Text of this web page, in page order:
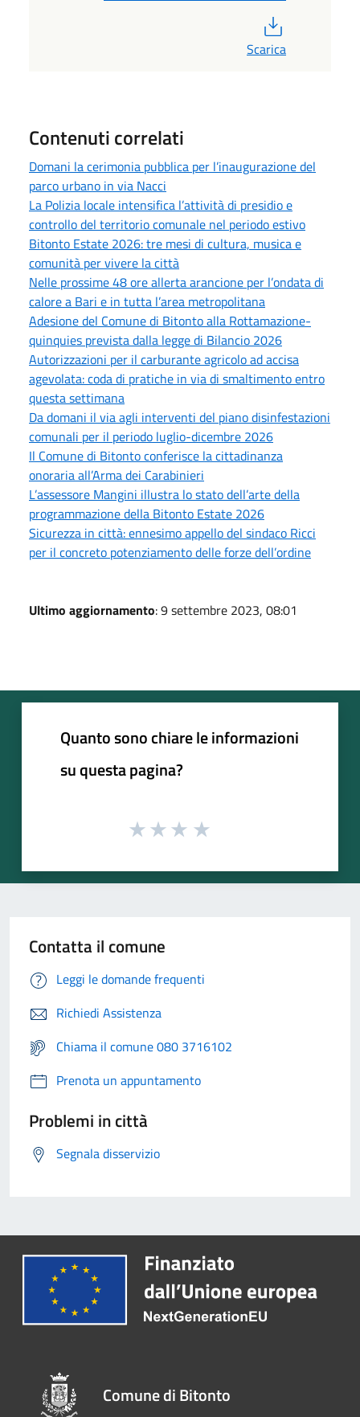
Scarica
Contenuti correlati
Domani la cerimonia pubblica per l’inaugurazione del
parco urbano in via Nacci
La Polizia locale intensifica l’attività di presidio e
controllo del territorio comunale nel periodo estivo
Bitonto Estate 2026: tre mesi di cultura, musica e
comunità per vivere la città
Nelle prossime 48 ore allerta arancione per l’ondata di
calore a Bari e in tutta l’area metropolitana
Adesione del Comune di Bitonto alla Rottamazione-
quinquies prevista dalla legge di Bilancio 2026
Autorizzazioni per il carburante agricolo ad accisa
agevolata: coda di pratiche in via di smaltimento entro
questa settimana
Da domani il via agli interventi del piano disinfestazioni
comunali per il periodo luglio-dicembre 2026
Il Comune di Bitonto conferisce la cittadinanza
onoraria all’Arma dei Carabinieri
L’assessore Mangini illustra lo stato dell’arte della
programmazione della Bitonto Estate 2026
Sicurezza in città: ennesimo appello del sindaco Ricci
per il concreto potenziamento delle forze dell’ordine
Ultimo aggiornamento: 9 settembre 2023, 08:01
Quanto sono chiare le informazioni
su questa pagina?
Contatta il comune
Leggi le domande frequenti
Richiedi Assistenza
Chiama il comune 080 3716102
Prenota un appuntamento
Problemi in città
Segnala disservizio
Comune di Bitonto